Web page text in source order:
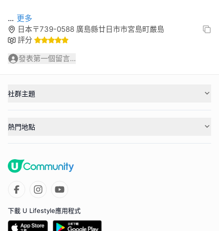
... 更多
日本〒739-0588 廣島縣廿日市市宮島町嚴島
評分
發表第一個留言...
社群主題
熱門地點
下載 U Lifestyle應用程式